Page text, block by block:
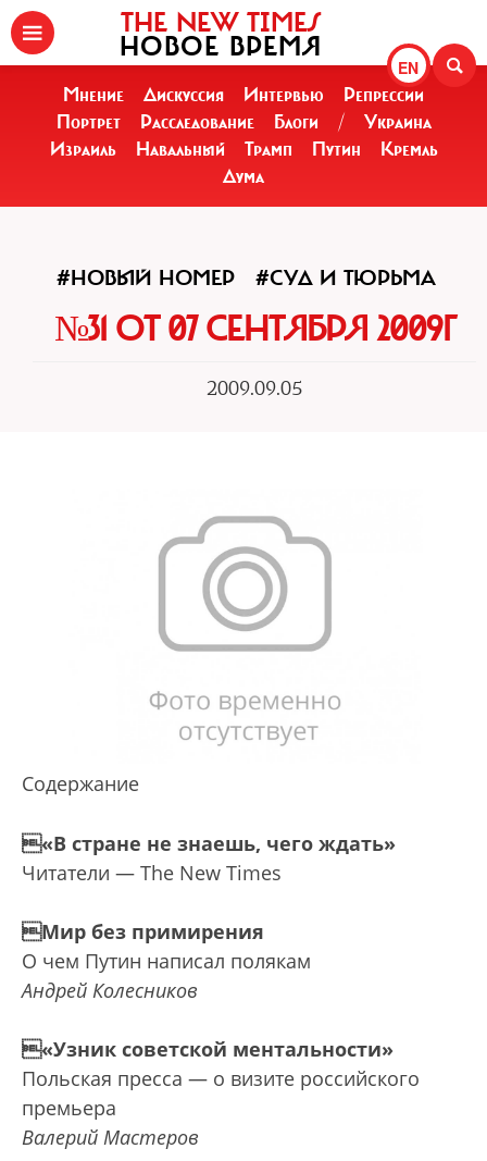
EN
THE NEW TIMES
НОВОЕ ВРЕМЯ
Мнение Дискуссия Интервью
Репрессии
Портрет
Расследование Блоги /
Украина
Израиль
Навальный Трамп Путин
Кремль
Дума
#НОВЫЙ НОМЕР #СУД И ТЮРЬМА
№31 ОТ 07 СЕНТЯБРЯ 2009Г
2009.09.05
Содержание
«В стране не знаешь, чего ждать»
Читатели ­— The New Times
Мир без примирения
О чем Путин написал полякам
Андрей Колесников
«Узник советской ментальности»
Польская пресса — о визите российского
премьера
Валерий Мастеров